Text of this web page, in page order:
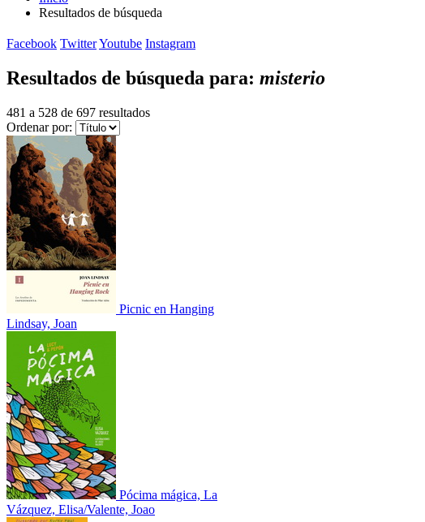
Resultados de búsqueda
Facebook TwitterYoutube Instagram
Resultados de búsqueda para: misterio
481 a 528 de 697 resultados
Ordenar por:
Picnic en Hanging
Lindsay, Joan
Pócima mágica, La
Vázquez, Elisa/Valente, Joao